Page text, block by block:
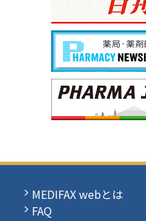
MEDIFAX webとは
FAQ